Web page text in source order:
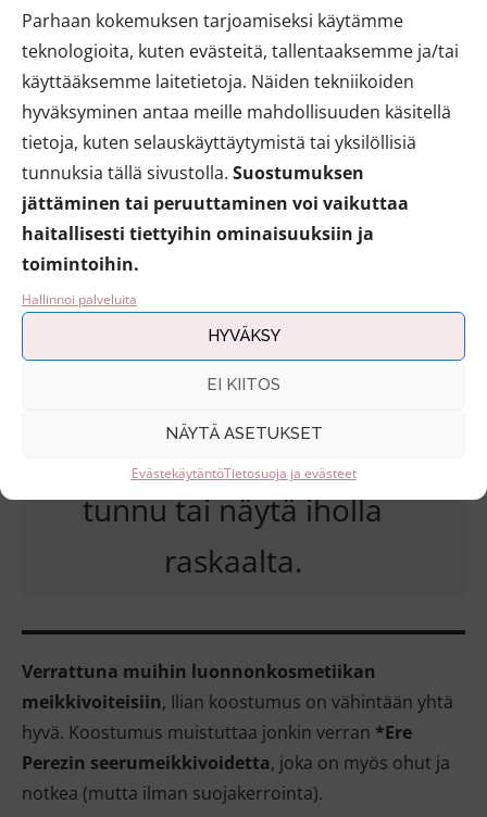
Parhaan kokemuksen tarjoamiseksi käytämme
teknologioita, kuten evästeitä, tallentaaksemme ja/tai
käyttääksemme laitetietoja. Näiden tekniikoiden
hyväksyminen antaa meille mahdollisuuden käsitellä
tietoja, kuten selauskäyttäytymistä tai yksilöllisiä
tunnuksia tällä sivustolla. Suostumuksen
jättäminen tai peruuttaminen voi vaikuttaa
haitallisesti tiettyihin ominaisuuksiin ja
toimintoihin.
Hallinnoi palveluita
HYVÄKSY
EI KIITOS
NÄYTÄ ASETUKSET
EvästekäytäntöTietosuoja ja evästeet
fluidimaisen ohut, joten se ei
tunnu tai näytä iholla
raskaalta.
Verrattuna muihin luonnonkosmetiikan
meikkivoiteisiin, Ilian koostumus on vähintään yhtä
hyvä. Koostumus muistuttaa jonkin verran *Ere
Perezin seerumeikkivoidetta, joka on myös ohut ja
notkea (mutta ilman suojakerrointa).